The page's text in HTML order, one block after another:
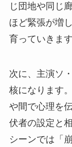
じ団地や同じ
ほど緊張が増
育っていきます
次に、主演ソ
核になります
や間で心理を
伏者の設定と
シーンでは「